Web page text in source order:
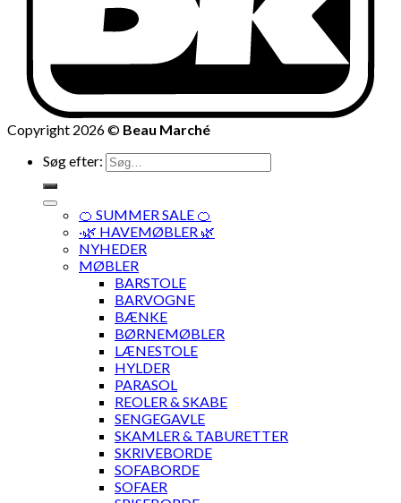
Copyright 2026 © Beau Marché
Søg efter:
🍊 SUMMER SALE 🍊
·🌿 HAVEMØBLER 🌿
NYHEDER
MØBLER
BARSTOLE
BARVOGNE
BÆNKE
BØRNEMØBLER
LÆNESTOLE
HYLDER
PARASOL
REOLER & SKABE
SENGEGAVLE
SKAMLER & TABURETTER
SKRIVEBORDE
SOFABORDE
SOFAER